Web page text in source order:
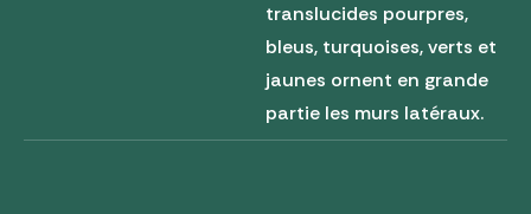
translucides pourpres,
bleus, turquoises, verts et
jaunes ornent en grande
partie les murs latéraux.